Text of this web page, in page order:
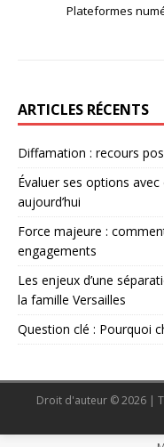
Plateformes
ARTICLES RÉCENTS
Diffamation : recours
Évaluer ses options
aujourd’hui
Force majeure :
engagements
Les enjeux d’une
la famille Versailles
Question clé : Pourquoi
Droit d'auteur © 2026 |